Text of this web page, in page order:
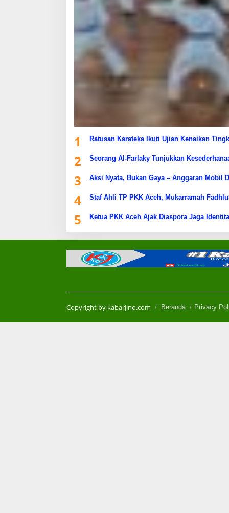
1 Ratusan Karateka Ikuti Ujian Kenaikan
2 Seorang Al-Farlaky Tunjukkan
3 Aksi Nyata, Bukan Gaya – Anggaran Mobil
4 Staf Ahli TP PKK Aceh, Mukarramah
5 Ketua PKK Aceh Ajak Diaspora Jaga
Copyright by kabarjino.com Beranda Privacy